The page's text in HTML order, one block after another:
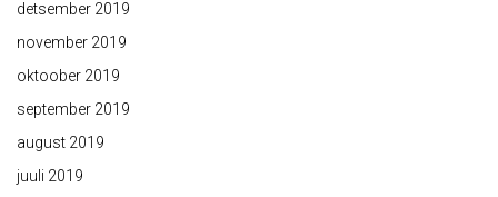
detsember 2019
november 2019
oktoober 2019
september 2019
august 2019
juuli 2019